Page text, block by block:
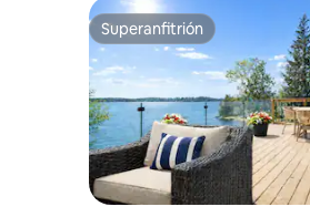
Superanfitrión
Superanfitrión